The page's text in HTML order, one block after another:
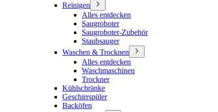
Reinigen
Alles entdecken
Saugroboter
Saugroboter-Zubehör
Staubsauger
Waschen & Trocknen
Alles entdecken
Waschmaschinen
Trockner
Kühlschränke
Geschirrspüler
Backöfen